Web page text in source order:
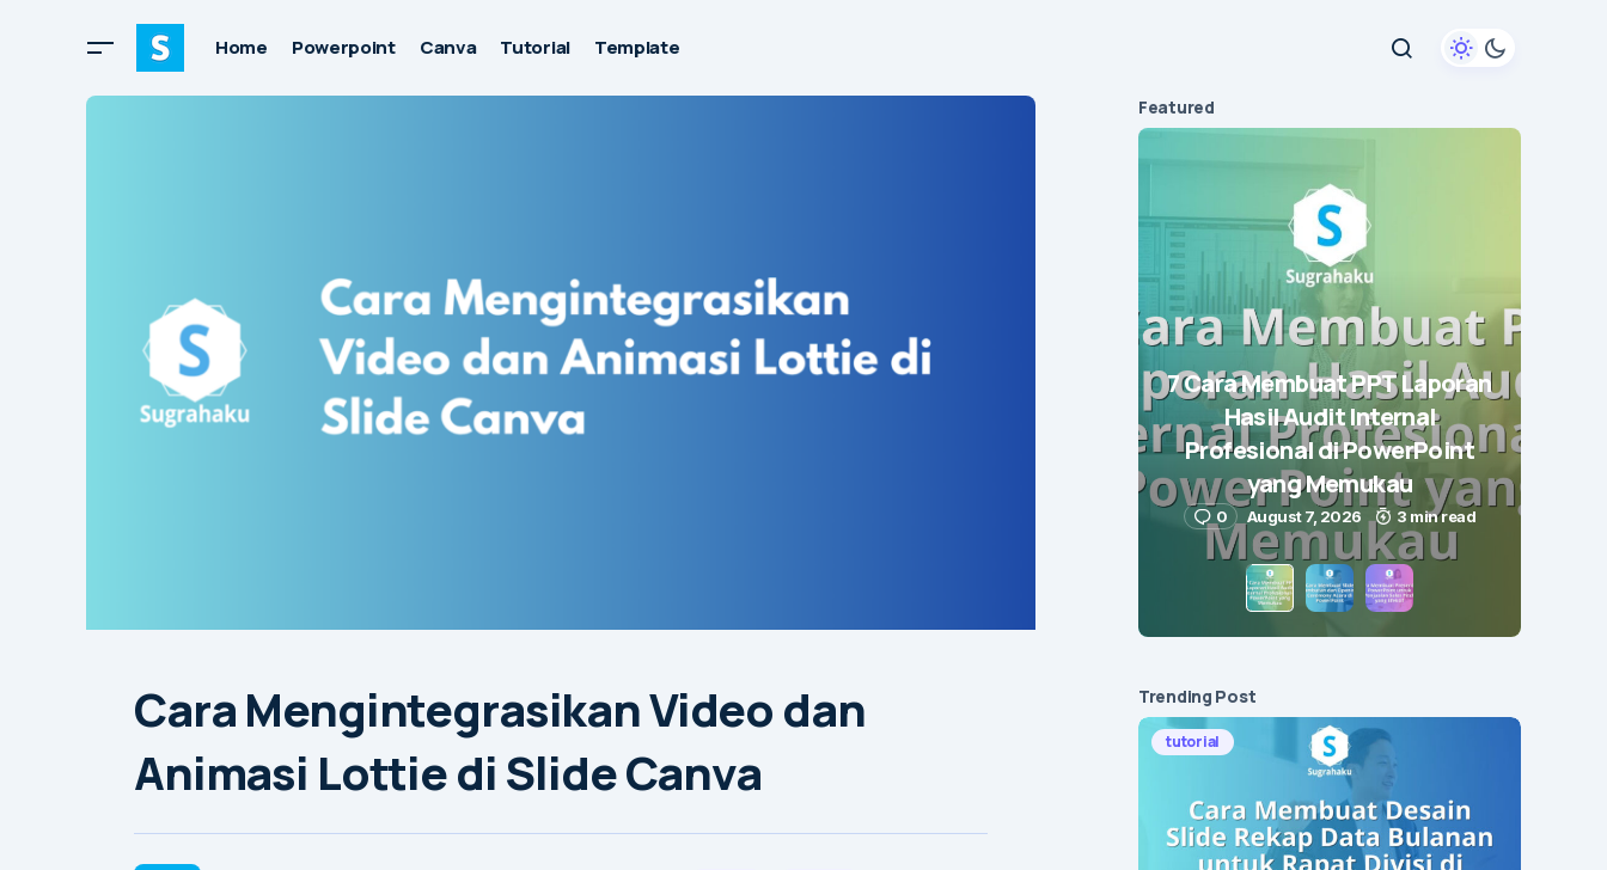
Home Powerpoint Canva Tutorial Template
Cara Mengintegrasikan Video dan
Animasi Lottie di Slide Canva
Featured
7 Cara Membuat PPT Laporan
Hasil Audit Internal
Profesional di PowerPoint
yang Memukau
0 August 7, 2026 3 min read
Trending Post
tutorial